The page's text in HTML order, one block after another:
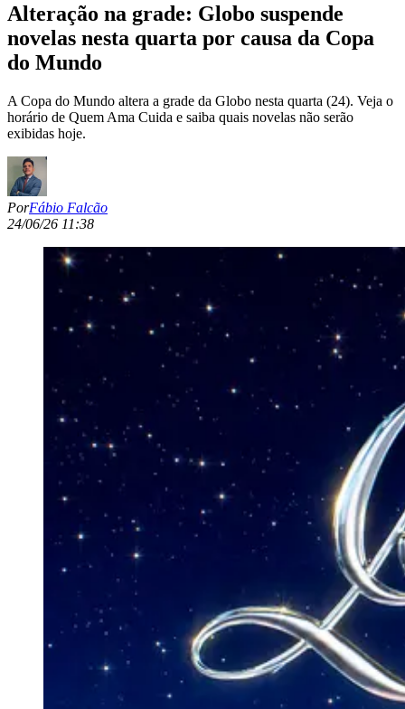
Alteração na grade: Globo suspende
novelas nesta quarta por causa da Copa
do Mundo
A Copa do Mundo altera a grade da Globo nesta quarta (24). Veja o
horário de Quem Ama Cuida e saiba quais novelas não serão
exibidas hoje.
PorFábio Falcão
24/06/26 11:38